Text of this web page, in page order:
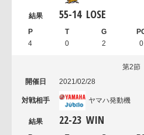
55-14 LOSE
4 0 2 0
第2節
2021/02/28
ヤマハ発動機
22-23 WIN